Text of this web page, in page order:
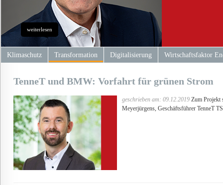
weiterlesen
Klimaschutz Transformation Digitalisierung Wirtschaftsfaktor
TenneT und BMW: Vorfahrt für grünen Strom
geschrieben am: 09.12.2019Zum Projekt
Meyerjürgens, Geschäftsführer TenneT